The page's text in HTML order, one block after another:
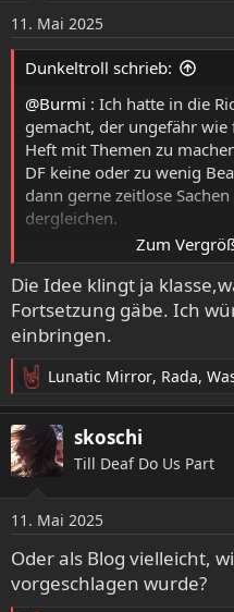
n
e
n
11. Mai 2025
Dunkeltroll schrieb:
@Burmi : Ich hatte in die
gemacht, der ungefähr
Heft mit Themen zu
DF keine oder zu wenig
dann gerne zeitlose
dergleichen.
Schreiben könnte da
Geheimnis), ein kleines
Deadline Vorschläge/
lektoriert und layoutet. Der
absichern, steht der Sache
Zum
Die Idee klingt ja
Fortsetzung gäbe. Ich
einbringen.
R
e
a
k
t
n
e
n
:
Lunatic Mirror, Rada,
skoschi
Till Deaf Do Us Part
11. Mai 2025
Oder als Blog vielleicht,
vorgeschlagen wurde?